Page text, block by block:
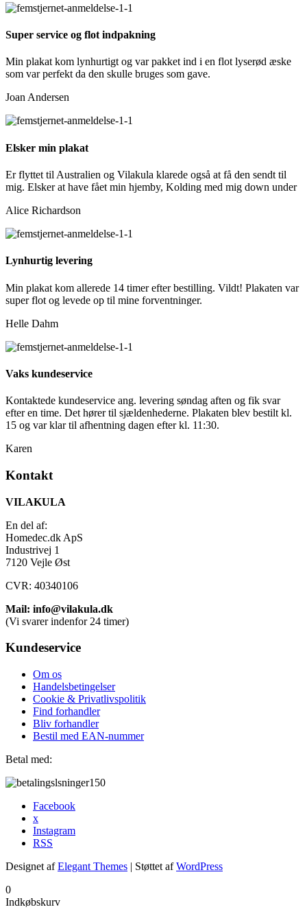
Super service og flot indpakning
Min plakat kom lynhurtigt og var pakket ind i en flot lyserød æske
som var perfekt da den skulle bruges som gave.
Joan Andersen
Elsker min plakat
Er flyttet til Australien og Vilakula klarede også at få den sendt til
mig. Elsker at have fået min hjemby, Kolding med mig down under
Alice Richardson
Lynhurtig levering
Min plakat kom allerede 14 timer efter bestilling. Vildt! Plakaten var
super flot og levede op til mine forventninger.
Helle Dahm
Vaks kundeservice
Kontaktede kundeservice ang. levering søndag aften og fik svar
efter en time. Det hører til sjældenhederne. Plakaten blev bestilt kl.
15 og var klar til afhentning dagen efter kl. 11:30.
Karen
Kontakt
VILAKULA
En del af:
Homedec.dk ApS
Industrivej 1
7120 Vejle Øst
CVR: 40340106
Mail: info@vilakula.dk
(Vi svarer indenfor 24 timer)
Kundeservice
Om os
Handelsbetingelser
Cookie & Privatlivspolitik
Find forhandler
Bliv forhandler
Bestil med EAN-nummer
Betal med:
Facebook
x
Instagram
RSS
Designet afElegant Themes | Støttet afWordPress
0
Indkøbskurv